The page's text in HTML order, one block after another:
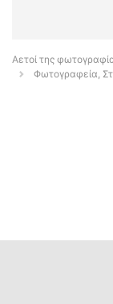
Αετοί της
Φωτογραφεία,